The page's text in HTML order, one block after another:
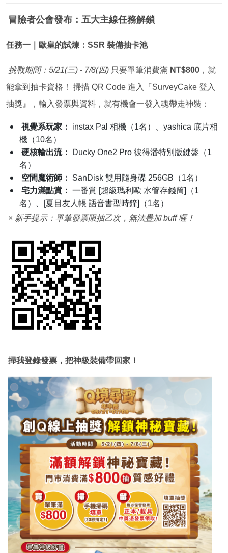
我們在地圖各個角落埋了超多「獨家限時優惠」跟滿滿的神
級裝備，準備好你的金幣跟背包空間，
現在就登入遊戲，跟我們一起刷爆這波大秘寶吧！出發！
冒險者公會發布：五大主線任務解鎖
任務一｜歐皇的試煉：SSR 裝備抽卡池
挑戰期間：5/21(三) - 7/8(四)只要單筆消費滿NT$800
，就
能拿到抽卡資格！ 掃描 QR Code 進入『SurveyCake 登入
抽獎』，輸入發票與資料，就有機會一發入魂帶走神裝：
視覺系玩家：instax Pal 相機（1名）、yashica 底片相
機（10名）
名）
空間魔術師：SanDisk 雙用隨身碟 256GB（1名）
宅力滿點賞： 一番賞 [超級瑪利歐 水管存錢筒]（1
名）、[夏目友人帳 語音書型時鐘]（1名）
×新手提示：單筆發票限抽乙次，無法疊加 buff 喔！
掃我登錄發票，把神級裝備帶回家！